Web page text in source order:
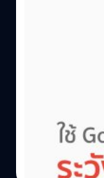
ทางการเงิน แ
แคนาดาและท
เทคโนโลยีกา
ลูกค้าอย่างรวด
ถ้าพูดถึงเรื่อง
คนคงนึกถึงรหั
บริการหลาย ๆ
Twitter และบ
ผู้ใช้งานทำกา
เข้าสู่ระบบ เพื่
ศุภกานต์ เหล่ารัตนกุ
Read More